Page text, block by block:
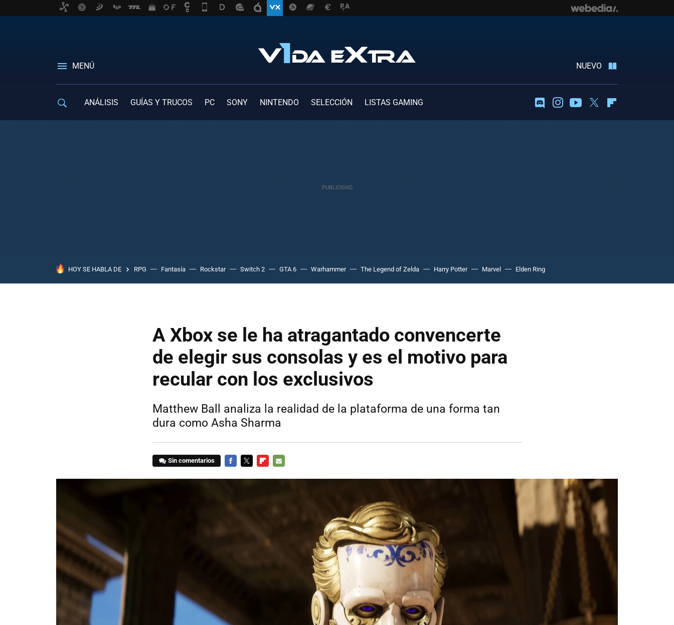
MENÚ NUEVO
ANÁLISIS GUÍAS Y TRUCOS PC SONY NINTENDO SELECCIÓN LISTAS GAMING DiscordInstagramYoutubeTwitter
HOY SE HABLA DE RPG Fantasía Rockstar Switch 2 GTA 6 Warhammer The Legend of Zelda Harry Potter Marvel Elden Ring
A Xbox se le ha atragantado convencerte
de elegir sus consolas y es el motivo para
recular con los exclusivos
Matthew Ball analiza la realidad de la plataforma de una forma tan
dura como Asha Sharma
Sin comentarios